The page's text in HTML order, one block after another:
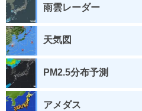
雨雲レーダー
天気図
PM2.5分布予測
アメダス